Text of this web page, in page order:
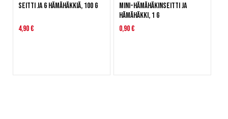
Seitti ja 6 hämähäkkiä, 100 g
4,90 €
Mini-hämähäkinseitti ja
hämähäkki, 1 g
0,90 €